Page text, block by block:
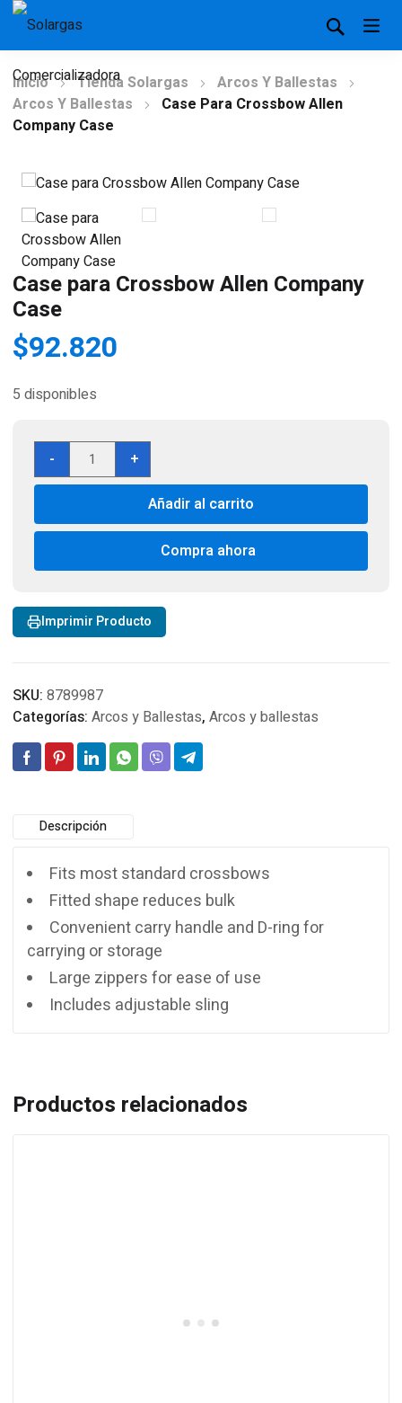
Inicio Tienda Solargas
Arcos Y Ballestas
Arcos Y Ballestas
Case Para Crossbow Allen
Company Case
Case para Crossbow Allen Company
Case
$92.820
5 disponibles
-
Case
para
Crossbow
Company
cantidad
+
Añadir al carrito
Compra ahora
Imprimir Producto
SKU: 8789987
Categorías: Arcos y Ballestas, Arcos y ballestas
Descripción
Fits most standard crossbows
Fitted shape reduces bulk
Convenient carry handle and D-ring for
carrying or storage
Large zippers for ease of use
Includes adjustable sling
Productos relacionados